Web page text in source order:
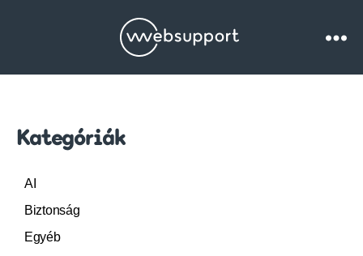
Websupport.hu
Kategóriák
AI
Biztonság
Egyéb